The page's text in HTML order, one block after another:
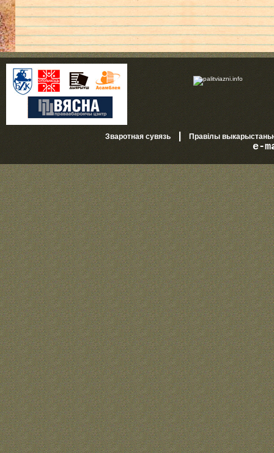
Зваротная сувязь| Правілы
e-